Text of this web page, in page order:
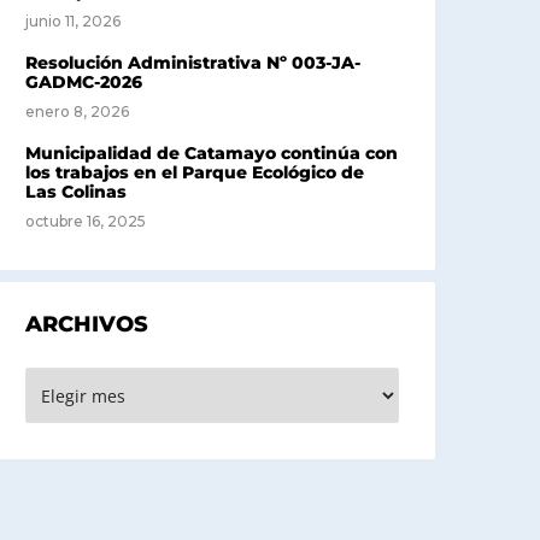
junio 11, 2026
Resolución Administrativa Nº 003-JA-
GADMC-2026
enero 8, 2026
Municipalidad de Catamayo continúa con
los trabajos en el Parque Ecológico de
Las Colinas
octubre 16, 2025
ARCHIVOS